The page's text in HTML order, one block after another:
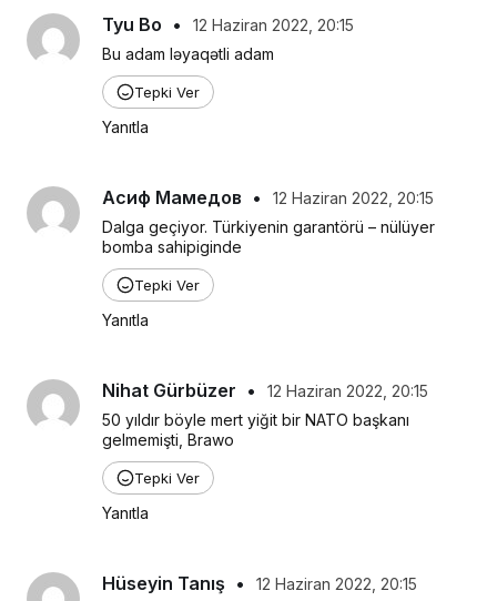
Tyu Bo •
12 Haziran 2022, 20:15
Bu adam ləyaqətli adam
Tepki Ver
Yanıtla
Асиф Мамедов •
12 Haziran 2022, 20:15
Dalga geçiyor. Türkiyenin garantörü – nülüyer
bomba sahipiginde
Tepki Ver
Yanıtla
Nihat Gürbüzer •
12 Haziran 2022, 20:15
50 yıldır böyle mert yiğit bir NATO başkanı
gelmemişti, Brawo
Tepki Ver
Yanıtla
Hüseyin Tanış •
12 Haziran 2022, 20:15